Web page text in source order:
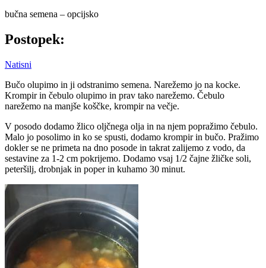
bučna semena – opcijsko
Postopek:
Natisni
Bučo olupimo in ji odstranimo semena. Narežemo jo na kocke.
Krompir in čebulo olupimo in prav tako narežemo. Čebulo
narežemo na manjše koščke, krompir na večje.
V posodo dodamo žlico oljčnega olja in na njem popražimo čebulo.
Malo jo posolimo in ko se spusti, dodamo krompir in bučo. Pražimo
dokler se ne primeta na dno posode in takrat zalijemo z vodo, da
sestavine za 1-2 cm pokrijemo. Dodamo vsaj 1/2 čajne žličke soli,
peteršilj, drobnjak in poper in kuhamo 30 minut.